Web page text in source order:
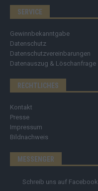
SERVICE
Gewinnbekanntgabe
Datenschutz
Datenschutzvereinbarungen
Datenauszug & Löschanfrage
RECHTLICHES
Kontakt
Presse
Impressum
Bildnachweis
MESSENGER
Schreib uns auf Facebook